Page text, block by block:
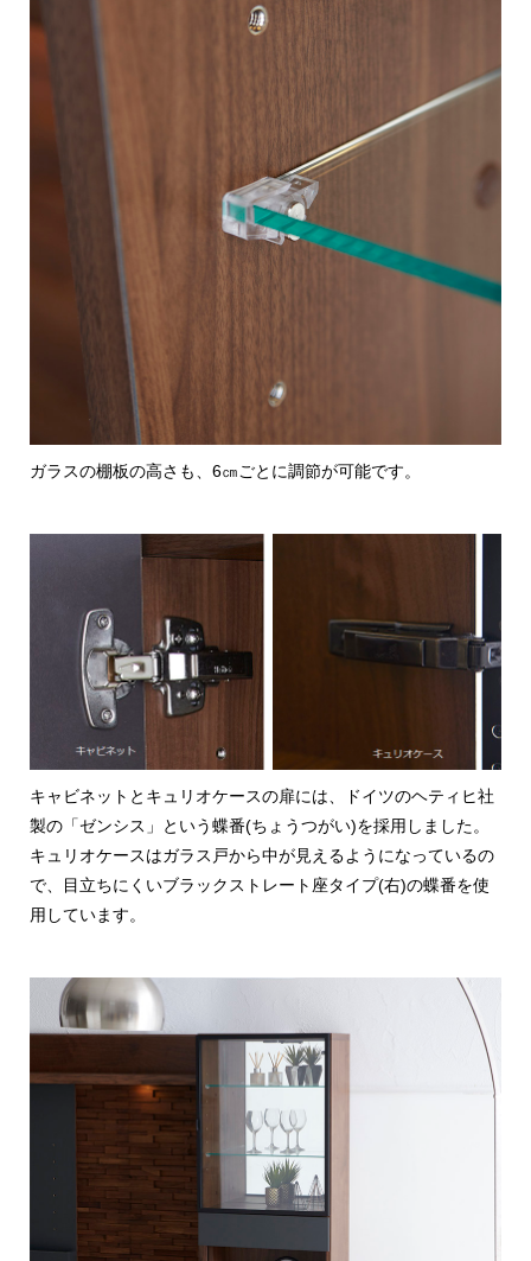
ガラスの棚板の高さも、6㎝ごとに調節が可能です。
キャビネットとキュリオケースの扉には、ドイツのヘティヒ社
製の「ゼンシス」という蝶番(ちょうつがい)を採用しました。
キュリオケースはガラス戸から中が見えるようになっているの
で、目立ちにくいブラックストレート座タイプ(右)の蝶番を使
用しています。